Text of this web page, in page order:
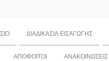
ΔΙΑΔΙΚΑΣΊΑ ΕΙΣΑΓΩΓΉΣ
ΑΠΌΦΟΙΤΟΙ ΑΝΑΚΟΙΝΏΣΕΙΣ